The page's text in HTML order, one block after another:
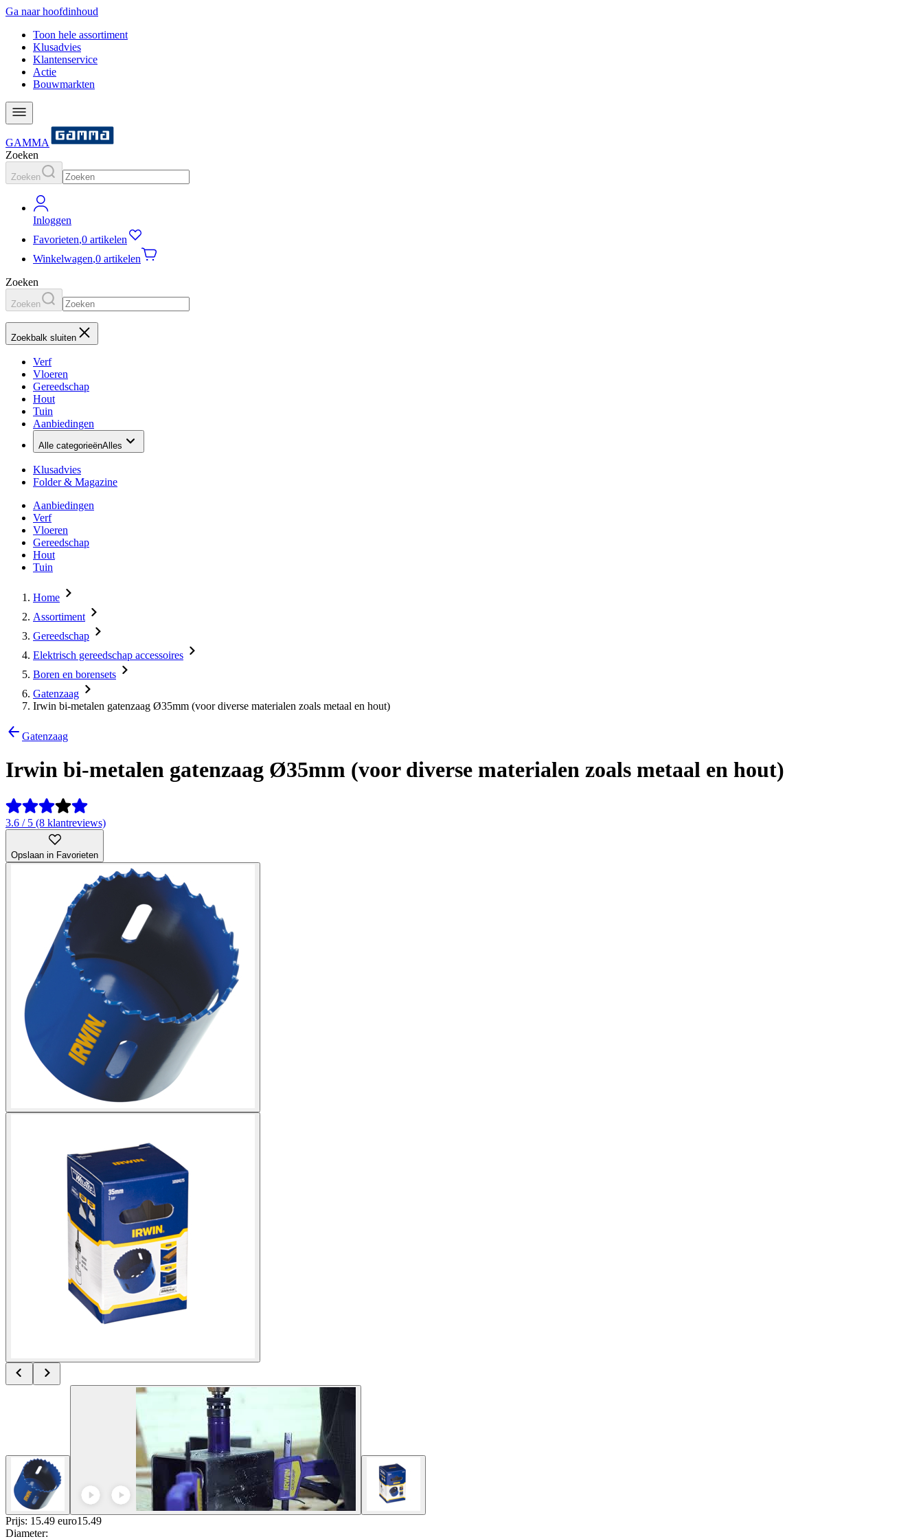
Ga naar hoofdinhoud
Toon hele assortiment
Klusadvies
Klantenservice
Actie
Bouwmarkten
GAMMA
Zoeken
Zoeken
Inloggen
Favorieten,0 artikelen
Winkelwagen,0 artikelen
Zoeken
Zoeken
Zoekbalk sluiten
Verf
Vloeren
Gereedschap
Hout
Tuin
Aanbiedingen
Alle categorieënAlles
Klusadvies
Folder & Magazine
Aanbiedingen
Verf
Vloeren
Gereedschap
Hout
Tuin
Home
Assortiment
Gereedschap
Elektrisch gereedschap accessoires
Boren en borensets
Gatenzaag
Irwin bi-metalen gatenzaag Ø35mm (voor diverse materialen zoals metaal en hout)
Gatenzaag
Irwin bi-metalen gatenzaag Ø35mm (voor diverse materialen zoals metaal en hout)
3.6 / 5 (8 klantreviews)
Opslaan in Favorieten
Prijs: 15.49 euro15.49
Diameter: